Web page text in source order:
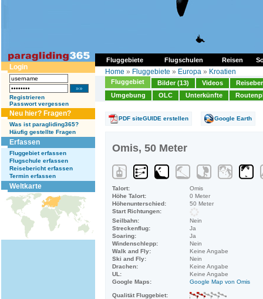
Fluggebiete Flugschulen Reisen
Login
Registrieren
Passwort vergessen
Neu hier? Fragen?
Was ist paragliding365?
Häufig gestellte Fragen
Erfassen
Fluggebiet erfassen
Flugschule erfassen
Reisebericht erfassen
Termin erfassen
Weltkarte
Home » Fluggebiete » Europa » Kroatien
Fluggebiet Bilder (13) Videos
Umgebung
OLC Unterkünfte
PDF siteGUIDE erstellen Google Earth
Omis, 50 Meter
Talort:
Omis
Höhe Talort:
0 Meter
Höhenunterschied:
50 Meter
Start Richtungen:
Seilbahn:
Nein
Streckenflug:
Ja
Soaring:
Ja
Windenschlepp:
Nein
Walk and Fly:
Keine Angabe
Ski and Fly:
Nein
Drachen:
Keine Angabe
UL:
Keine Angabe
Google Maps:
Google Map von Omis
Qualität Fluggebiet: